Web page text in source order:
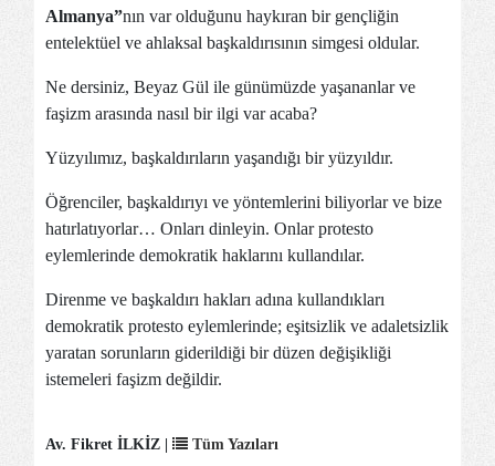
Almanya”nın var olduğunu haykıran bir gençliğin
entelektüel ve ahlaksal başkaldırısının simgesi oldular.
Ne dersiniz, Beyaz Gül ile günümüzde yaşananlar ve
faşizm arasında nasıl bir ilgi var acaba?
Yüzyılımız, başkaldırıların yaşandığı bir yüzyıldır.
Öğrenciler, başkaldırıyı ve yöntemlerini biliyorlar ve bize
hatırlatıyorlar… Onları dinleyin. Onlar protesto
eylemlerinde demokratik haklarını kullandılar.
Direnme ve başkaldırı hakları adına kullandıkları
demokratik protesto eylemlerinde; eşitsizlik ve adaletsizlik
yaratan sorunların giderildiği bir düzen değişikliği
istemeleri faşizm değildir.
Av. Fikret İLKİZ | Tüm Yazıları